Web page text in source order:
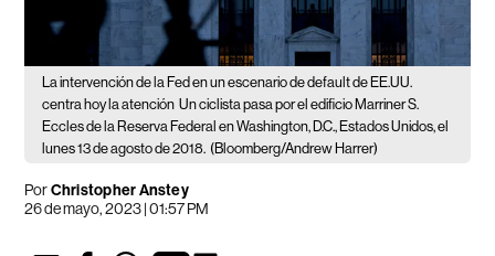
La intervención de la Fed en un escenario de default de EE.UU.
centra hoy la atención Un ciclista pasa por el edificio Marriner S.
Eccles de la Reserva Federal en Washington, D.C., Estados Unidos, el
lunes 13 de agosto de 2018. (Bloomberg/Andrew Harrer)
PorChristopher Anstey
26 de mayo, 2023 | 01:57 PM